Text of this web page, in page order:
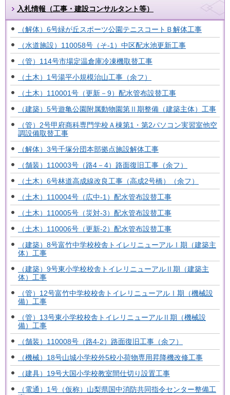
入札情報（工事・建設コンサルタント等）
（解体）6号緑が丘スポーツ公園テニスコートＢ解体工事
（水道施設）110058号（そ-1）中区配水池更新工事
（管）114号市場定温倉庫冷凍機取替工事
（土木）1号湯平小規模治山工事（余フ）
（土木）110001号（更新－9）配水管布設替工事
（建築）5号遊亀公園附属動物園第Ⅱ期整備（建築主体）工事
（管）2号甲府商科専門学校Ａ棟第1・第2パソコン実習室他空
調設備取替工事
（解体）3号千塚分団本部拠点施設解体工事
（舗装）110003号（路4－4）路面復旧工事（余フ）
（土木）6号林道高成線改良工事（高成2号橋）（余フ）
（土木）110004号（広中-1）配水管布設替工事
（土木）110005号（災対-3）配水管布設替工事
（土木）110006号（更新-2）配水管布設替工事
（建築）8号富竹中学校校舎トイレリニューアルⅠ期（建築主
体）工事
（建築）9号東小学校校舎トイレリニューアルⅡ期（建築主
体）工事
（管）12号富竹中学校校舎トイレリニューアルⅠ期（機械設
備）工事
（管）13号東小学校校舎トイレリニューアルⅡ期（機械設
備）工事
（舗装）110008号（路4-2）路面復旧工事（余フ）
（機械）18号山城小学校外5校小荷物専用昇降機改修工事
（建具）19号大国小学校教室間仕切り設置工事
（電通）1号（仮称）山梨県国中消防共同指令センター整備工